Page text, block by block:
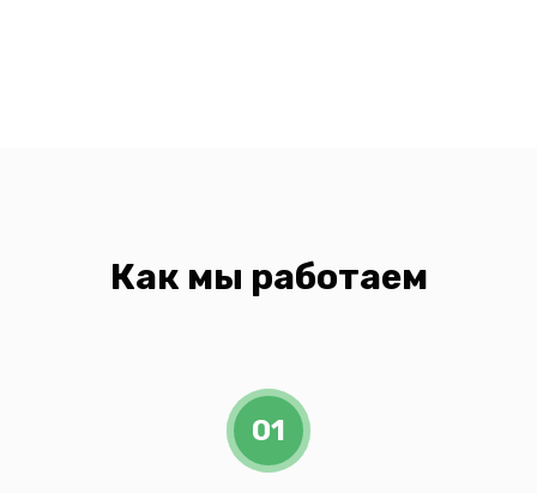
Как мы работаем
01